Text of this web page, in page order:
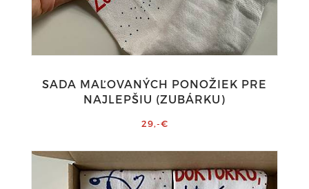
SADA MAĽOVANÝCH PONOŽIEK PRE
NAJLEPŠIU (ZUBÁRKU)
29,-€